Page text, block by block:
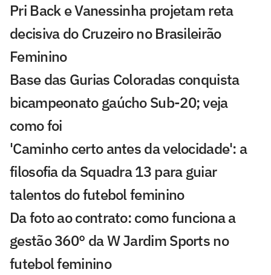
Pri Back e Vanessinha projetam reta
decisiva do Cruzeiro no Brasileirão
Feminino
Base das Gurias Coloradas conquista
bicampeonato gaúcho Sub-20; veja
como foi
'Caminho certo antes da velocidade': a
filosofia da Squadra 13 para guiar
talentos do futebol feminino
Da foto ao contrato: como funciona a
gestão 360° da W Jardim Sports no
futebol feminino